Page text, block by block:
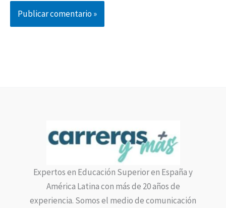
Expertos en Educación Superior en España y
América Latina con más de 20 años de
experiencia. Somos el medio de comunicación